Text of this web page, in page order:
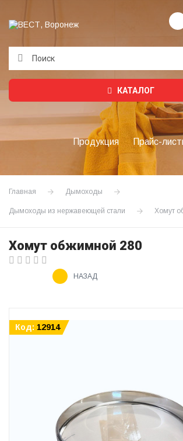
КАТАЛОГ
Продукция Прайс-
Главная Дымоходы
Дымоходы из нержавеющей стали Хомут
Хомут обжимной 280
НАЗАД
Код: 12914